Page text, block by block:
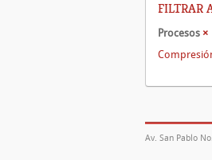
FILTRAR
Procesos ×
Av. San Pablo